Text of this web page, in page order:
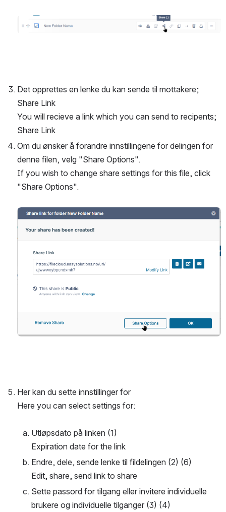
Open
Det opprettes en lenke du kan sende til mottakere;
Share Link
You will recieve a link which you can send to recipents;
Share Link
Om du ønsker å forandre innstillingene for delingen for
denne filen, velg "Share Options".
If you wish to change share settings for this file, click
"Share Options".
Open
Her kan du sette innstillinger for
Here you can select settings for:
Utløpsdato på linken (1)
Expiration date for the link
Endre, dele, sende lenke til fildelingen (2) (6)
Edit, share, send link to share
Sette passord for tilgang eller invitere individuelle
brukere og individuelle tilganger (3) (4)